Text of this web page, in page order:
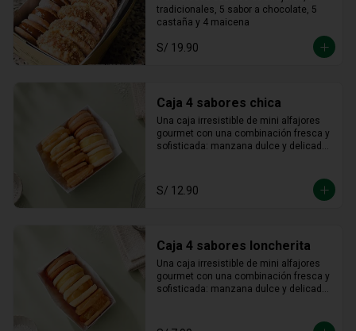
tradicionales, 5 sabor a chocolate, 5
castaña y 4 maicena
S/ 19.90
Caja 4 sabores chica
Una caja irresistible de mini alfajores
gourmet con una combinación fresca y
sofisticada: manzana dulce y delicada,
equilibrio perfecto entre acidez y
dulzura en cada bocado, ideal para
S/ 12.90
Caja 4 sabores loncherita
Una caja irresistible de mini alfajores
gourmet con una combinación fresca y
sofisticada: manzana dulce y delicada,
equilibrio perfecto entre acidez y